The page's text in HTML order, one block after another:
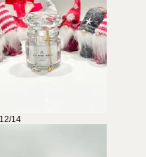
14